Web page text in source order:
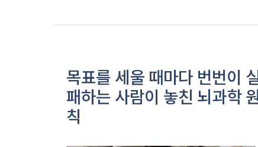
목표를 세울 때마다 번번이
패하는 사람이 놓친 뇌과학
칙